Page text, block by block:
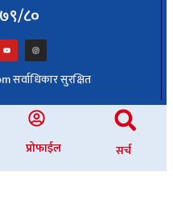
८०
सुरक्षित
प्रोफाईल सर्च